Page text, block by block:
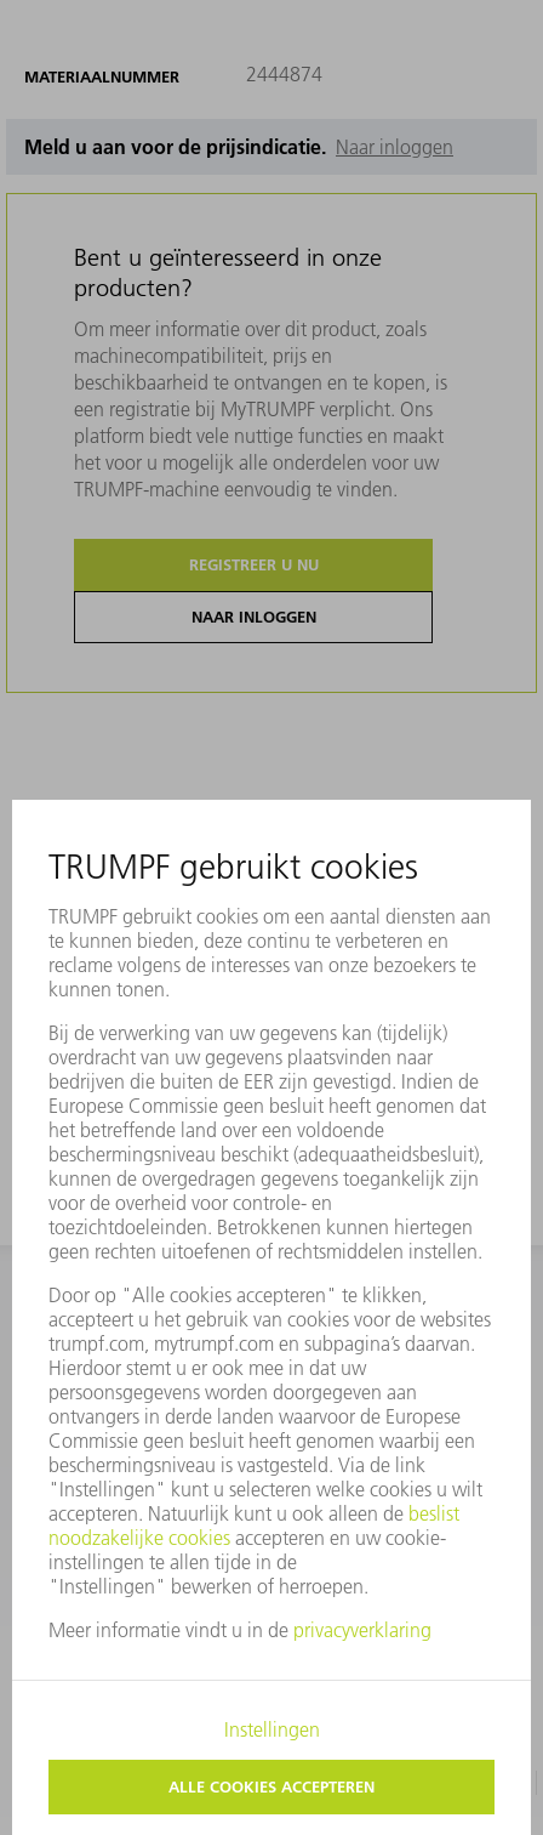
MATERIAALNUMMER 2444874
Meld u aan voor de prijsindicatie. Naar inloggen
Bent u geïnteresseerd in onze
producten?
Om meer informatie over dit product, zoals
machinecompatibiliteit, prijs en
beschikbaarheid te ontvangen en te kopen, is
een registratie bij MyTRUMPF verplicht. Ons
platform biedt vele nuttige functies en maakt
het voor u mogelijk alle onderdelen voor uw
TRUMPF-machine eenvoudig te vinden.
REGISTREER U NU
NAAR INLOGGEN
INFORMATIE
Veel gestelde vragen
Algemene voorwaarden
CONTACT
+31 88 4002 400
Ma. - vr. 8.00 - 17.00 uur
onderdelen.tnl@de.trumpf.com
GEGEVENSBESCHERMING
COPYRIGHT EN LOGO
GEBRUIKSVOORWAARDEN